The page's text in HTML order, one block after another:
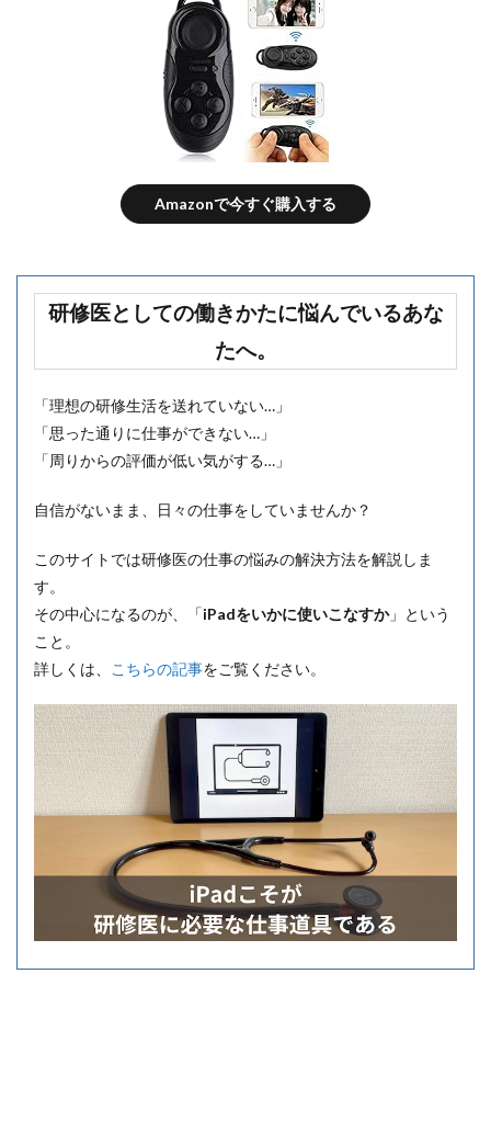
Amazonで今すぐ購入する
研修医としての働きかたに悩んでいるあな
たへ。
「理想の研修生活を送れていない…」
「思った通りに仕事ができない…」
「周りからの評価が低い気がする…」
自信がないまま、日々の仕事をしていませんか？
このサイトでは研修医の仕事の悩みの解決方法を解説しま
す。
その中心になるのが、「iPadをいかに使いこなすか」という
こと。
詳しくは、
こちらの記事をご覧ください。